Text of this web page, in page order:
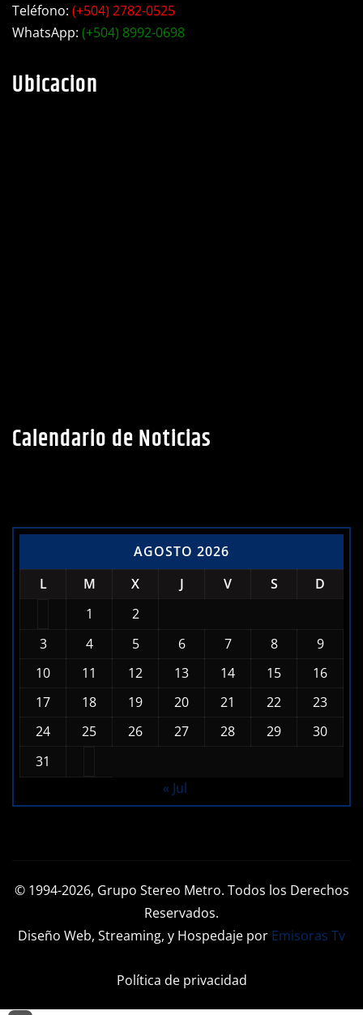
WhatsApp: (+504) 8992-0698
Ubicacion
Calendario de Noticias
AGOSTO 2026
L
M X J V S
D
1
2
3
4 5 6 7 8
9
10
11 12 13 14 15
16
17
18 19 20 21 22
23
24
25 26 27 28 29
30
31
« Jul
© 1994-2026, Grupo Stereo Metro. Todos los Derechos
Reservados.
Diseño Web, Streaming, y Hospedaje por Emisoras Tv
Política de privacidad